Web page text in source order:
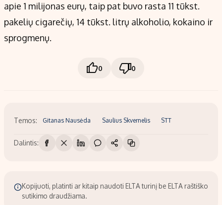
apie 1 milijonas eurų, taip pat buvo rasta 11 tūkst.
pakelių cigarečių, 14 tūkst. litrų alkoholio, kokaino ir
sprogmenų.
0 0
Temos: Gitanas Nausėda Saulius Skvernelis STT
Dalintis:
Kopijuoti, platinti ar kitaip naudoti ELTA turinį be ELTA raštiško
sutikimo draudžiama.